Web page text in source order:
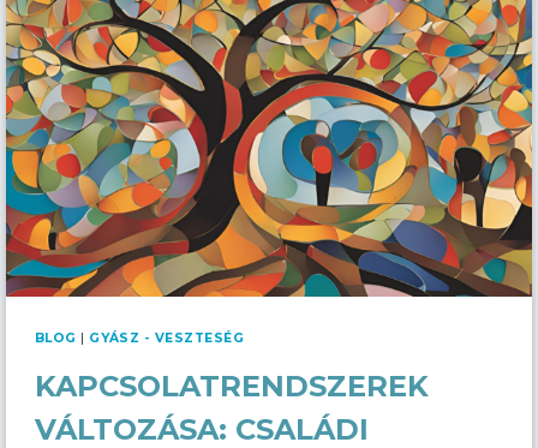
ÉRTÉKEK
KERESÉSE
BLOG GYÁSZ - VESZTESÉG
KAPCSOLATRENDSZEREK
VÁLTOZÁSA: CSALÁDI